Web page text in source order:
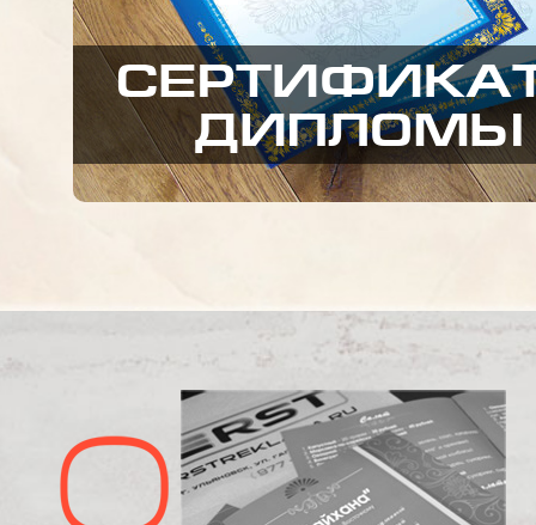
ДИПЛОМЫ